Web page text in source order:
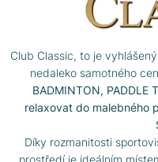
Club Classic, to je vyhlášený
nedaleko samotného
BADMINTON, PADDLE
relaxovat do malebného
Díky rozmanitosti